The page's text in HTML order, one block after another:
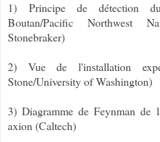
1) Principe de détection
Boutan/Pacific Northwest
Stonebraker)
2) Vue de l'installation
Stone/University of Washington)
3) Diagramme de Feynman de
axion (Caltech)